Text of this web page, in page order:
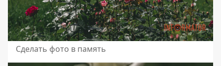
Сделать фото в память